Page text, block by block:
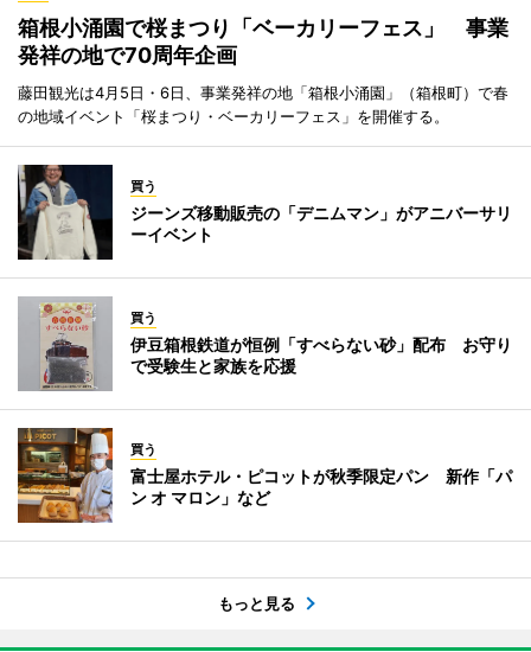
箱根小涌園で桜まつり「ベーカリーフェス」 事業
発祥の地で70周年企画
藤田観光は4月5日・6日、事業発祥の地「箱根小涌園」（箱根町）で春
の地域イベント「桜まつり・ベーカリーフェス」を開催する。
買う
ジーンズ移動販売の「デニムマン」がアニバーサリ
ーイベント
買う
伊豆箱根鉄道が恒例「すべらない砂」配布 お守り
で受験生と家族を応援
買う
富士屋ホテル・ピコットが秋季限定パン 新作「パ
ン オ マロン」など
もっと見る